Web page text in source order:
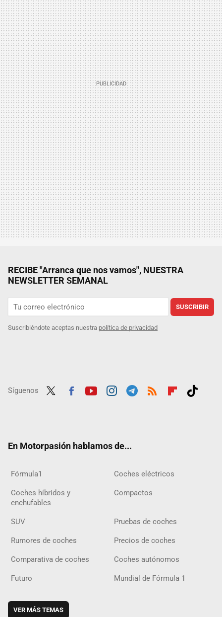
RECIBE "Arranca que nos vamos", NUESTRA
NEWSLETTER SEMANAL
SUSCRIBIR
Suscribiéndote aceptas nuestra política de privacidad
Síguenos
En Motorpasión hablamos de...
Fórmula1 Coches eléctricos
Coches híbridos y
enchufables
Compactos
SUV Pruebas de coches
Rumores de coches Precios de coches
Comparativa de coches Coches autónomos
Futuro Mundial de Fórmula 1
VER MÁS TEMAS